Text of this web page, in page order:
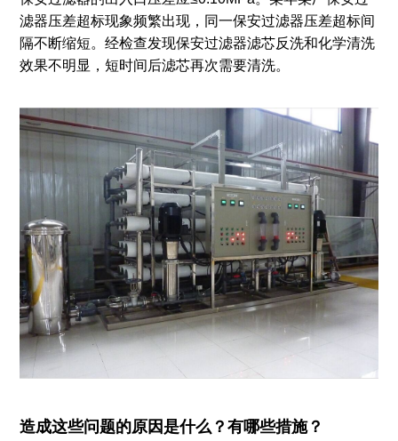
滤器压差超标现象频繁出现，同一保安过滤器压差超标间
隔不断缩短。经检查发现保安过滤器滤芯反洗和化学清洗
效果不明显，短时间后滤芯再次需要清洗。
造成这些问题的原因是什么？有哪些措施？